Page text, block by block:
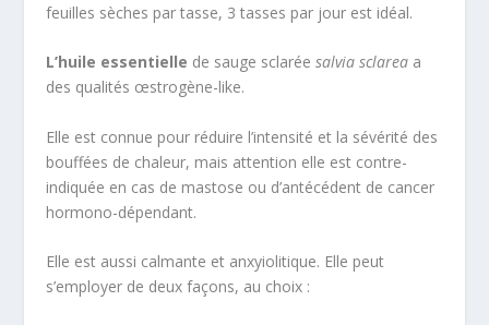
feuilles sèches par tasse, 3 tasses par jour est idéal.
L’huile essentielle de sauge sclaréesalvia sclarea a
des qualités œstrogène-like.
Elle est connue pour réduire l’intensité et la sévérité des
bouffées de chaleur, mais attention elle est contre-
indiquée en cas de mastose ou d’antécédent de cancer
hormono-dépendant.
Elle est aussi calmante et anxyiolitique. Elle peut
s’employer de deux façons, au choix :